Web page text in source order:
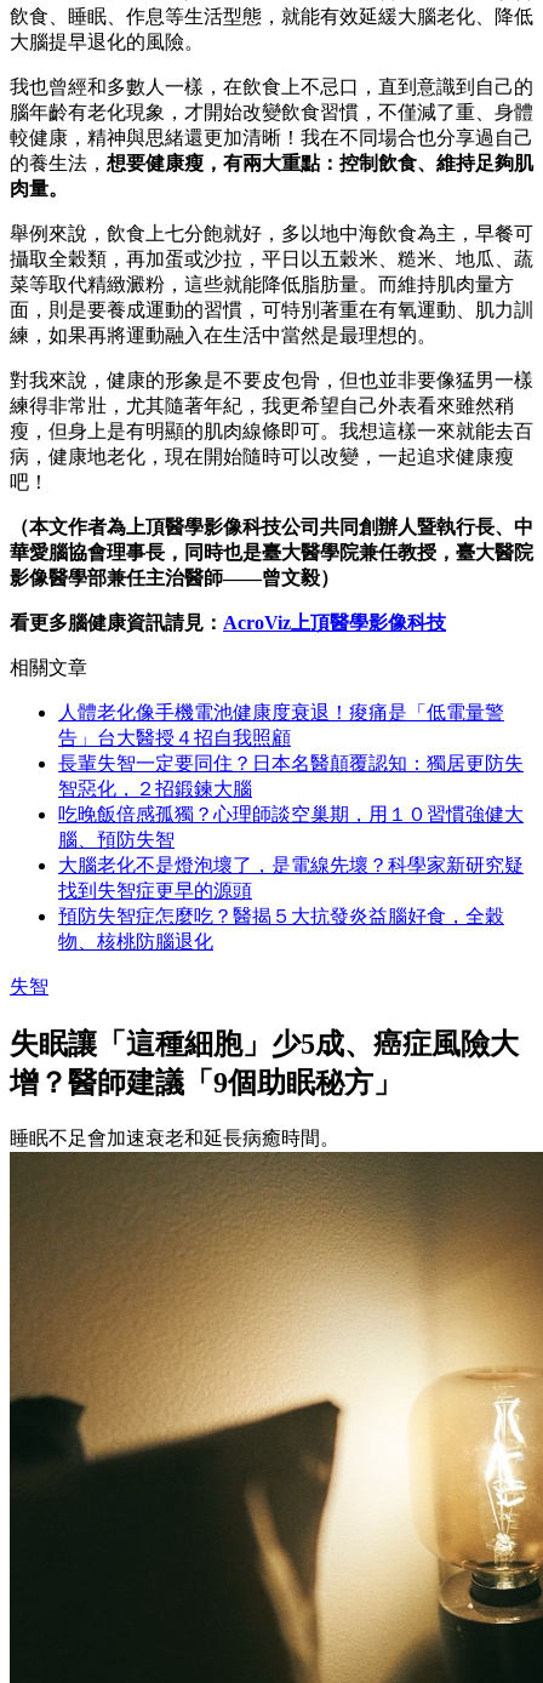
飲食、睡眠、作息等生活型態，就能有效延緩大腦老化、降低
大腦提早退化的風險。
我也曾經和多數人一樣，在飲食上不忌口，直到意識到自己的
腦年齡有老化現象，才開始改變飲食習慣，不僅減了重、身體
較健康，精神與思緒還更加清晰！我在不同場合也分享過自己
的養生法， 想要健康瘦，有兩大重點：控制飲食、維持足夠肌
肉量。
舉例來說，飲食上七分飽就好，多以地中海飲食為主，早餐可
攝取全穀類，再加蛋或沙拉，平日以五穀米、糙米、地瓜、蔬
菜等取代精緻澱粉，這些就能降低脂肪量。而維持肌肉量方
面，則是要養成運動的習慣，可特別著重在有氧運動、肌力訓
練，如果再將運動融入在生活中當然是最理想的。
對我來說，健康的形象是不要皮包骨，但也並非要像猛男一樣
練得非常壯，尤其隨著年紀，我更希望自己外表看來雖然稍
瘦，但身上是有明顯的肌肉線條即可。我想這樣一來就能去百
病，健康地老化，現在開始隨時可以改變，一起追求健康瘦
吧！
（本文作者為上頂醫學影像科技公司共同創辦人暨執行長、中
華愛腦協會理事長，同時也是臺大醫學院兼任教授，臺大醫院
影像醫學部兼任主治醫師——曾文毅）
看更多腦健康資訊請見 ： AcroViz上頂醫學影像科技
相關文章
人體老化像手機電池健康度衰退！痠痛是「低電量警
告」台大醫授４招自我照顧
長輩失智一定要同住？日本名醫顛覆認知：獨居更防失
智惡化，２招鍛鍊大腦
吃晚飯倍感孤獨？心理師談空巢期，用１０習慣強健大
腦、預防失智
大腦老化不是燈泡壞了，是電線先壞？科學家新研究疑
找到失智症更早的源頭
預防失智症怎麼吃？醫揭５大抗發炎益腦好食，全穀
物、核桃防腦退化
失智
失眠讓「這種細胞」少5成、癌症風險大
增？醫師建議「9個助眠秘方」
睡眠不足會加速衰老和延長病癒時間。